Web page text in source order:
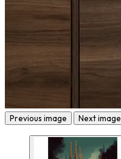
Previous image Next image